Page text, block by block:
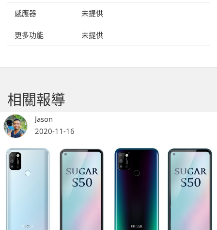
感應器 未提供
更多功能 未提供
相關報導
Jason
2020-11-16